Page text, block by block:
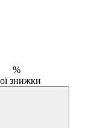
%
знижки